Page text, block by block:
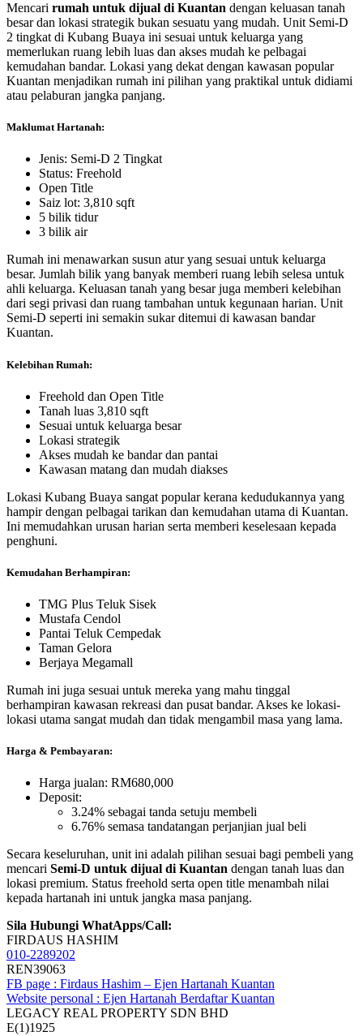
Mencari rumah untuk dijual di Kuantan dengan keluasan tanah
besar dan lokasi strategik bukan sesuatu yang mudah. Unit Semi-D
2 tingkat di Kubang Buaya ini sesuai untuk keluarga yang
memerlukan ruang lebih luas dan akses mudah ke pelbagai
kemudahan bandar. Lokasi yang dekat dengan kawasan popular
Kuantan menjadikan rumah ini pilihan yang praktikal untuk didiami
atau pelaburan jangka panjang.
Maklumat Hartanah:
Jenis: Semi-D 2 Tingkat
Status: Freehold
Open Title
Saiz lot: 3,810 sqft
5 bilik tidur
3 bilik air
Rumah ini menawarkan susun atur yang sesuai untuk keluarga
besar. Jumlah bilik yang banyak memberi ruang lebih selesa untuk
ahli keluarga. Keluasan tanah yang besar juga memberi kelebihan
dari segi privasi dan ruang tambahan untuk kegunaan harian. Unit
Semi-D seperti ini semakin sukar ditemui di kawasan bandar
Kuantan.
Kelebihan Rumah:
Freehold dan Open Title
Tanah luas 3,810 sqft
Sesuai untuk keluarga besar
Lokasi strategik
Akses mudah ke bandar dan pantai
Kawasan matang dan mudah diakses
Lokasi Kubang Buaya sangat popular kerana kedudukannya yang
hampir dengan pelbagai tarikan dan kemudahan utama di Kuantan.
Ini memudahkan urusan harian serta memberi keselesaan kepada
penghuni.
Kemudahan Berhampiran:
TMG Plus Teluk Sisek
Mustafa Cendol
Pantai Teluk Cempedak
Taman Gelora
Berjaya Megamall
Rumah ini juga sesuai untuk mereka yang mahu tinggal
berhampiran kawasan rekreasi dan pusat bandar. Akses ke lokasi-
lokasi utama sangat mudah dan tidak mengambil masa yang lama.
Harga & Pembayaran:
Harga jualan: RM680,000
Deposit:
3.24% sebagai tanda setuju membeli
6.76% semasa tandatangan perjanjian jual beli
Secara keseluruhan, unit ini adalah pilihan sesuai bagi pembeli yang
mencari Semi-D untuk dijual di Kuantan dengan tanah luas dan
lokasi premium. Status freehold serta open title menambah nilai
kepada hartanah ini untuk jangka masa panjang.
Sila Hubungi WhatApps/Call:
FIRDAUS HASHIM
010-2289202
REN39063
FB page : Firdaus Hashim – Ejen Hartanah Kuantan
Website personal : Ejen Hartanah Berdaftar Kuantan
LEGACY REAL PROPERTY SDN BHD
E(1)1925